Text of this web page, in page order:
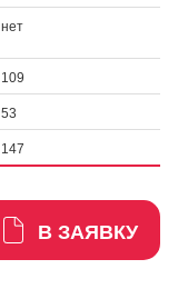
нет
109
53
147
В ЗАЯВКУ